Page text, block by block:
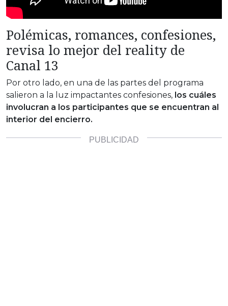
Polémicas, romances, confesiones,
revisa lo mejor del reality de
Canal 13
Por otro lado, en una de las partes del programa
salieron a la luz impactantes confesiones, los cuáles
involucran a los participantes que se encuentran al
interior del encierro.